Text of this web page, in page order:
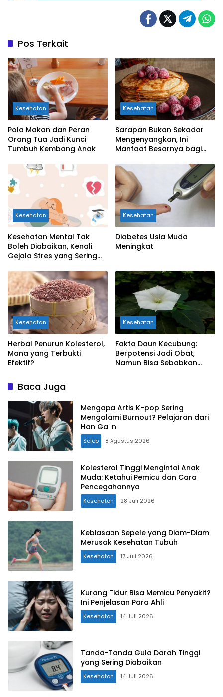
Pos Terkait
Kesehatan
Pola Makan dan Peran
Orang Tua Jadi Kunci
Tumbuh Kembang Anak
Kesehatan
Sarapan Bukan Sekadar
Mengenyangkan, Ini
Manfaat Besarnya bagi
Kesehatan
Kesehatan Mental Tak
Boleh Diabaikan, Kenali
Gejala Stres yang Sering
Kesehatan
Diabetes Usia Muda
Meningkat
Kesehatan
Herbal Penurun Kolesterol,
Mana yang Terbukti
Efektif?
Kesehatan
Fakta Daun Kecubung:
Berpotensi Jadi Obat,
Namun Bisa Sebabkan
Baca Juga
Mengapa Artis K-pop Sering
Mengalami Burnout? Pelajaran dari
Han Ga In
Seleb 8 Agustus 2026
Kolesterol Tinggi Mengintai Anak
Muda: Ketahui Pemicu dan Cara
Pencegahannya
Kesehatan 28 Juli 2026
Kebiasaan Sepele yang Diam-Diam
Merusak Kesehatan Tubuh
Kesehatan 17 Juli 2026
Kurang Tidur Bisa Memicu Penyakit?
Ini Penjelasan Para Ahli
Kesehatan 14 Juli 2026
Tanda-Tanda Gula Darah Tinggi
yang Sering Diabaikan
Kesehatan 14 Juli 2026